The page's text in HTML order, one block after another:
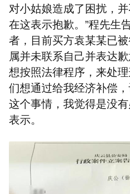
对小姑娘造成了困扰，
在这表示抱歉。”程先生
者，目前买方袁某某已
属并未联系自己并表达
想按照法律程序，来处
们想通过给我经济补偿
这个事情，我觉得是没
表示。